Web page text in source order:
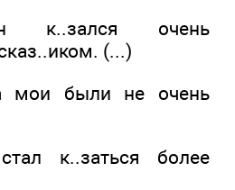
очень
(...)
были не очень
более